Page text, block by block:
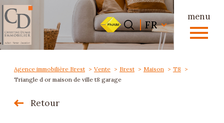
menu
Langue
FR
Accueil 0 Langue
FR
Agence immobilière Brest Vente Brest Maison
T8
Triangle d or maison de ville t8 garage
Retour